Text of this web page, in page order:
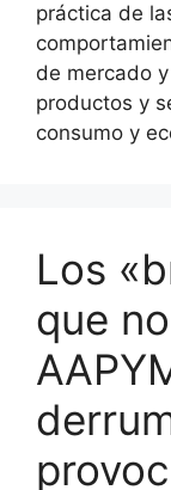
práctica de
de mercado
productos y
consumo y
Los
que